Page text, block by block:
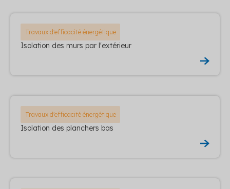
Travaux d'efficacité énergétique
Isolation des murs par l'extérieur
Travaux d'efficacité énergétique
Isolation des planchers bas